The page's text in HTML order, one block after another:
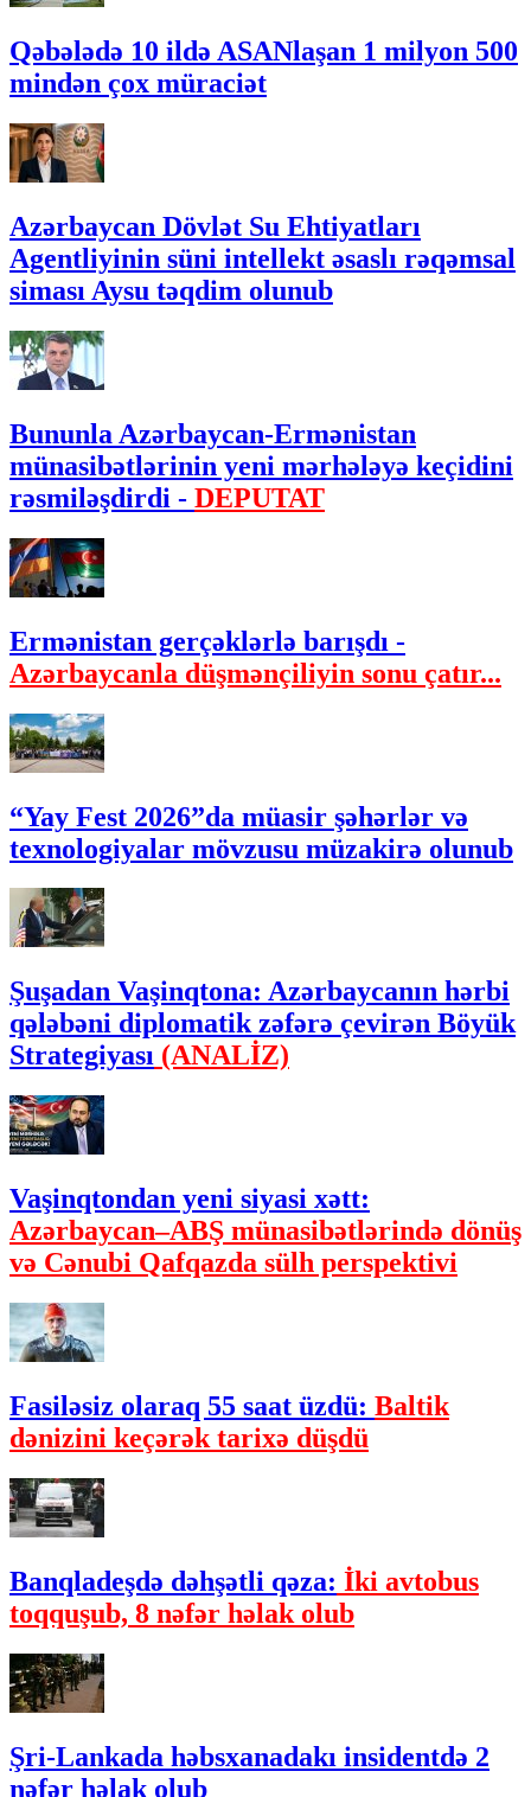
Qəbələdə 10 ildə ASANlaşan 1 milyon 500
mindən çox müraciət
Azərbaycan Dövlət Su Ehtiyatları
Agentliyinin süni intellekt əsaslı rəqəmsal
siması Aysu təqdim olunub
Bununla Azərbaycan-Ermənistan
münasibətlərinin yeni mərhələyə keçidini
rəsmiləşdirdi - DEPUTAT
Ermənistan gerçəklərlə barışdı -
Azərbaycanla düşmənçiliyin sonu çatır...
“Yay Fest 2026”da müasir şəhərlər və
texnologiyalar mövzusu müzakirə olunub
Şuşadan Vaşinqtona: Azərbaycanın hərbi
qələbəni diplomatik zəfərə çevirən Böyük
Strategiyası (ANALİZ)
Vaşinqtondan yeni siyasi xətt:
Azərbaycan–ABŞ münasibətlərində dönüş
və Cənubi Qafqazda sülh perspektivi
Fasiləsiz olaraq 55 saat üzdü: Baltik
dənizini keçərək tarixə düşdü
Banqladeşdə dəhşətli qəza: İki avtobus
toqquşub, 8 nəfər həlak olub
Şri-Lankada həbsxanadakı insidentdə 2
nəfər həlak olub